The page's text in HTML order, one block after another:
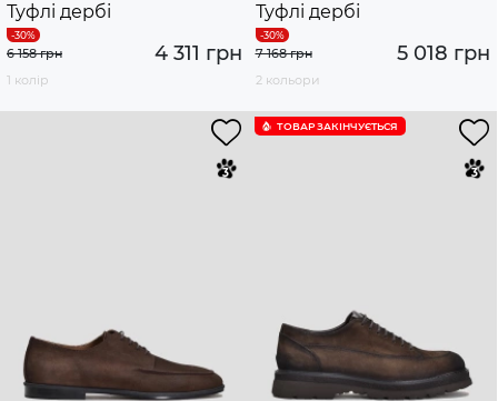
Туфлі дербі
4 311 грн
6 158 грн
1 колір
Туфлі дербі
5 018 грн
7 168 грн
2 кольори
ТОВАР ЗАКІНЧУЄTЬСЯ